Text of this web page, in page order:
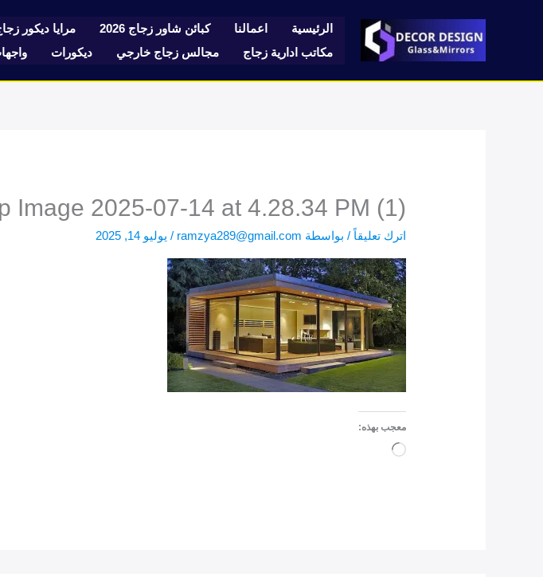
الرئيسية اعمالنا كبائن شاور زجاج 2026 مرايا ديكور زجاج
مكاتب ادارية زجاج
مجالس زجاج خارجي ديكورات
Image 2025-07-14 at 4.28.34 PM (1)
اترك تعليقاً / بواسطة ramzya289@gmail.com
/ يوليو 14, 2025
معجب بهذه:
جاري